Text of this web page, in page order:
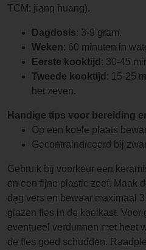
TCM: jiang huang).
Dagdosis: 3-9 gram.
Weken: 60 minuten in
Eerste kooktijd : 30-45
Tweede kooktijd : 15-25
het zeven.
Handige tips voor bereiding
Op een koele plaats
Gecontraindiceerd bij
Gebruik bij voorkeur een
en een fijne plastic zeef. Maak
dag vers en bewaar maximaal
glazen fles in de koelkast. Voor
eventueel verdunnen met heet
de fles goed schudden.